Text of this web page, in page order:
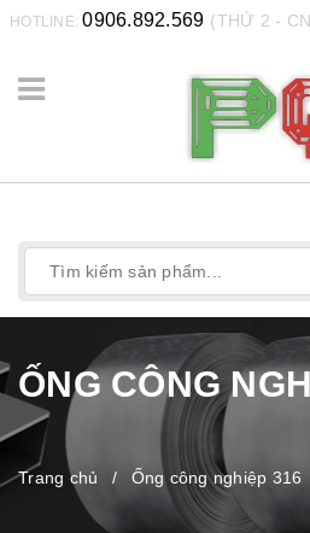
HOTLINE:0906.892.569 (THỨ 2 -
ỐNG CÔNG
Trang chủ / Ống công nghiệp 316